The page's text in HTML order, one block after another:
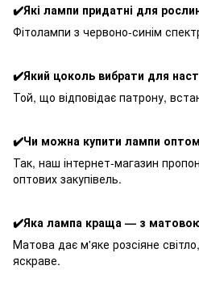
✔️Які лампи придатні для
Фітолампи з червоно-синім
✔️Який цоколь вибрати для
Той, що відповідає патрону,
✔️Чи можна купити лампи
Так, наш інтернет-магазин
оптових закупівель.
✔️Яка лампа краща — з
Матова дає м'яке розсіяне
яскраве.